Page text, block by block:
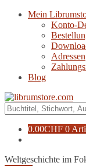
Navigation
Zum
Mein
Konto-
Adressen
Blog
Suche
nach:
0.00CHF 0
Weltgeschichte im